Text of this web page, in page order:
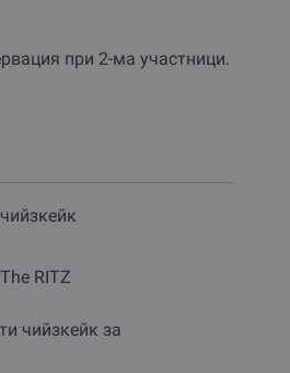
при 2-ма участници.
RITZ
чийзкейк за